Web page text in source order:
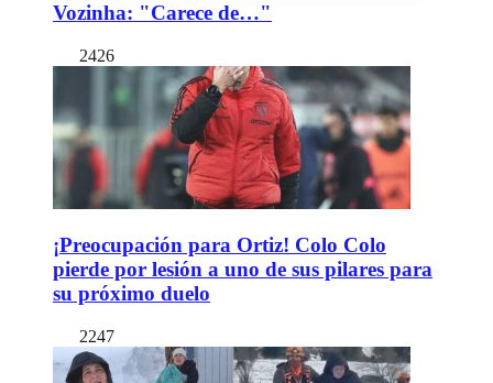
Vozinha: "Carece de…"
2426
¡Preocupación para Ortiz! Colo Colo
pierde por lesión a uno de sus pilares para
su próximo duelo
2247